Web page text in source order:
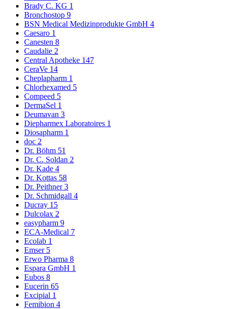
Brady C. KG 1
Bronchostop 9
BSN Medical Medizinprodukte GmbH 4
Caesaro 1
Canesten 8
Caudalie 2
Central Apotheke 147
CeraVe 14
Cheplapharm 1
Chlorhexamed 5
Compeed 5
DermaSel 1
Deumavan 3
Diepharmex Laboratoires 1
Diosapharm 1
doc 2
Dr. Böhm 51
Dr. C. Soldan 2
Dr. Kade 4
Dr. Kottas 58
Dr. Peithner3
Dr. Schmidgall 4
Ducray 15
Dulcolax 2
easypharm 9
ECA-Medical 7
Ecolab 1
Emser 5
Erwo Pharma 8
Espara GmbH 1
Eubos 8
Eucerin 65
Excipial 1
Femibion 4